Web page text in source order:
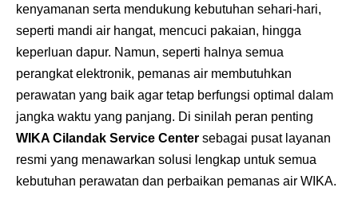
kenyamanan serta mendukung kebutuhan sehari-hari,
seperti mandi air hangat, mencuci pakaian, hingga
keperluan dapur. Namun, seperti halnya semua
perangkat elektronik, pemanas air membutuhkan
perawatan yang baik agar tetap berfungsi optimal dalam
jangka waktu yang panjang. Di sinilah peran penting
WIKA Cilandak Service Center sebagai pusat layanan
resmi yang menawarkan solusi lengkap untuk semua
kebutuhan perawatan dan perbaikan pemanas air WIKA.